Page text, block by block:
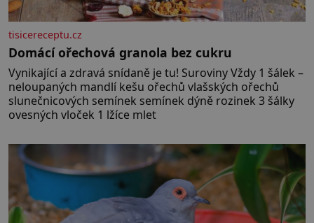
tisicereceptu.cz
Domácí ořechová granola bez cukru
Vynikající a zdravá snídaně je tu! Suroviny Vždy 1 šálek –
neloupaných mandlí kešu ořechů vlašských ořechů
slunečnicových semínek semínek dýně rozinek 3 šálky
ovesných vloček 1 lžíce mlet